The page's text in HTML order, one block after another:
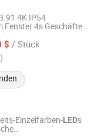
4K IP54
Fenster 4s Geschäfte
-Bildschirmanzeige
$ / Stück
Einzelfarben-LEDs
Co., Ltd.